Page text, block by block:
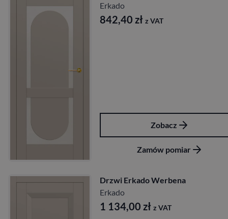
Erkado
842,40 zł z VAT
Zobacz
Zamów pomiar
Drzwi Erkado Werbena
Erkado
1 134,00 zł z VAT